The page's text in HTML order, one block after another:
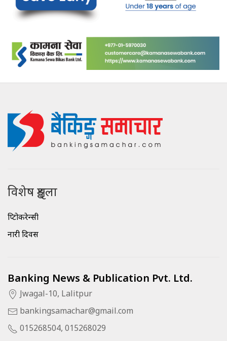
विशेष शृङ्खला
क्रिप्टोकरेन्सी
नारी दिवस
Banking News & Publication Pvt. Ltd.
Jwagal-10, Lalitpur
bankingsamachar@gmail.com
015268504, 015268029